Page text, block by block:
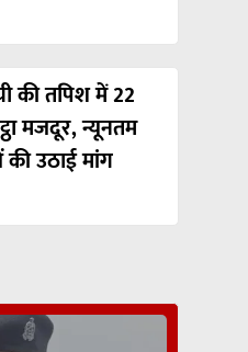
की तपिश में 22
मजदूर, न्यूनतम
उठाई मांग